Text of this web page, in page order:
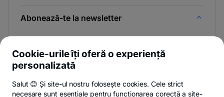
Abonează-te la newsletter
Și afli primul noutățile de pe Newsroom & Blogul BT.
Poți renunța oricând,vezi detalii.
Cookie-urile îți oferă o experiență
personalizată
Salut 😊 Și site-ul nostru folosește cookies. Cele strict
necesare sunt esențiale pentru funcționarea corectă a site-